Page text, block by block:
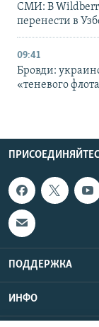
СМИ: В
перенести в
09:41
Бровди:
«теневого
ПОДДЕРЖКА
ИНФО